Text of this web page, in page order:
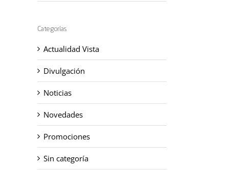
Categorías
Actualidad Vista
Divulgación
Noticias
Novedades
Promociones
Sin categoría